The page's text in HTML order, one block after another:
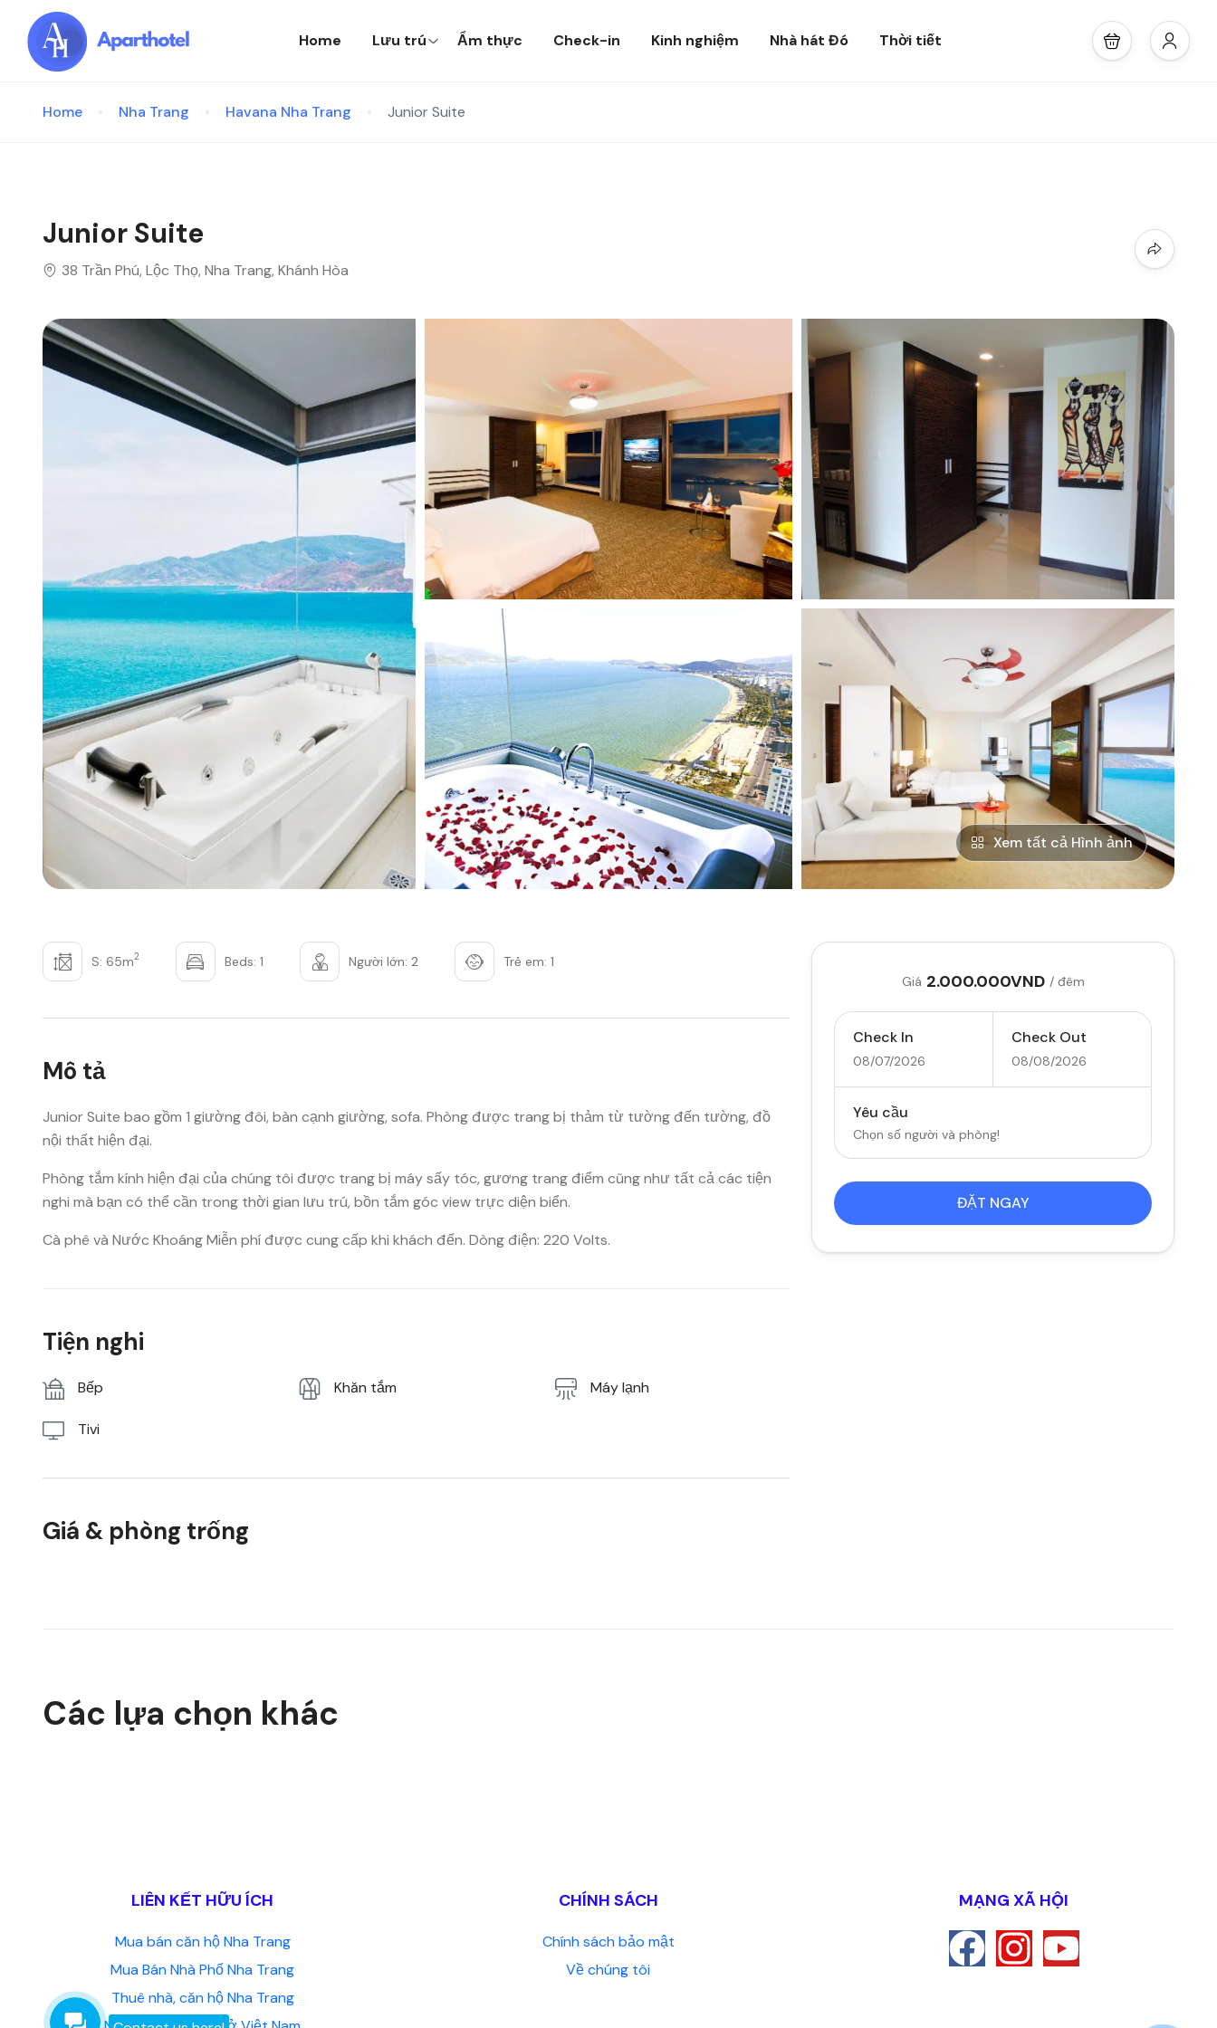
Home Lưu trú Ẩm thực Check-in Kinh nghiệm Nhà hát Đó Thời tiết
Home Nha Trang Havana Nha Trang Junior Suite
Junior Suite
38 Trần Phú, Lộc Thọ, Nha Trang, Khánh Hòa
Xem tất cả Hình ảnh
S: 65m2 Beds: 1 Người lớn: 2 Trẻ em: 1
Mô tả
Junior Suite bao gồm 1 giường đôi, bàn cạnh giường, sofa. Phòng được trang bị thảm từ tường đến tường, đồ
nội thất hiện đại.
Phòng tắm kính hiện đại của chúng tôi được trang bị máy sấy tóc, gương trang điểm cũng như tất cả các tiện
nghi mà bạn có thể cần trong thời gian lưu trú, bồn tắm góc view trực diện biển.
Cà phê và Nước Khoáng Miễn phí được cung cấp khi khách đến. Dòng điện: 220 Volts.
Tiện nghi
Bếp Khăn tắm Máy lạnh
Tivi
Giá & phòng trống
Giá 2.000.000VND / đêm
Check In
08/07/2026
Check Out
08/08/2026
Yêu cầu
Chọn số người và phòng!
ĐẶT NGAY
Các lựa chọn khác
LIÊN KẾT HỮU ÍCH
Mua bán căn hộ Nha Trang
Mua Bán Nhà Phố Nha Trang
Thuê nhà, căn hộ Nha Trang
CHÍNH SÁCH
Chính sách bảo mật
Về chúng tôi
MẠNG XÃ HỘI